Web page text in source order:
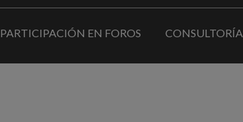
PARTICIPACIÓN EN FOROS CONSULTORÍA